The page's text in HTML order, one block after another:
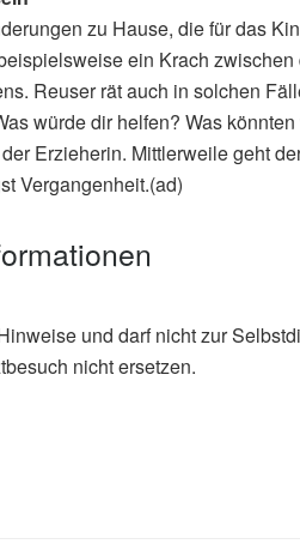
zu Hause, die für das
ein Krach
Reuser rät auch in solchen
würde dir helfen? Was
Erzieherin. Mittlerweile geht
Vergangenheit.(ad)
und darf nicht zur
nicht ersetzen.